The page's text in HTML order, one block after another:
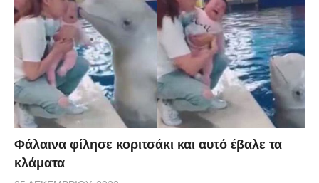
Φάλαινα φίλησε κοριτσάκι και αυτό έβαλε τα
κλάματα